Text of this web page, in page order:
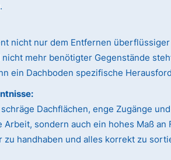
nicht nur dem Entfernen
mehr benötigter Gegenstände
ein Dachboden spezifische
Dachflächen, enge Zugänge
sondern auch ein hohes Maß
handhaben und alles korrekt zu